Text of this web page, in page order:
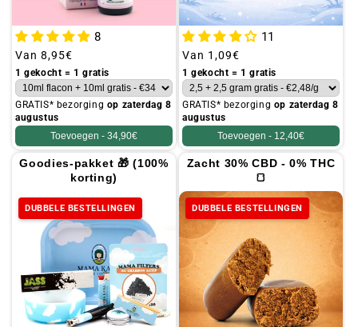
8
Gebruikelijke
prijs
Van 8,95€
1 gekocht = 1 gratis
GRATIS* bezorging op zaterdag 8
augustus
Toevoegen - 34,90€
11
Gebruikelijke
prijs
Van 1,09€
1 gekocht = 1 gratis
GRATIS* bezorging op zaterdag 8
augustus
Toevoegen - 12,40€
Goodies-pakket 🎁 (100%
korting)
DUBBELE BESTELLINGEN
Zacht 30% CBD - 0% THC
🍞
DUBBELE BESTELLINGEN